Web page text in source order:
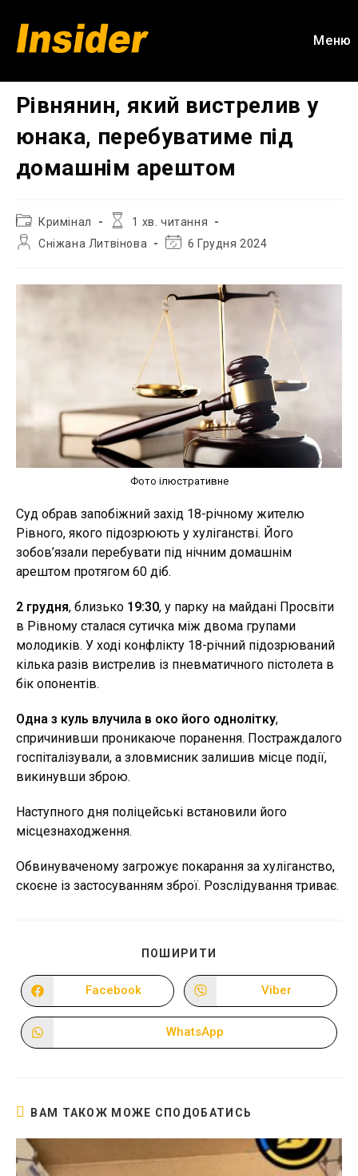
вмісту
Меню
Рівнянин, який вистрелив у
юнака, перебуватиме під
домашнім арештом
Категорія
запису:
Кримінал
Час
1 хв. читання
АвторСніжана Литвінова
Остання6 Грудня 2024
Фото ілюстративне
Суд обрав запобіжний захід 18-річному жителю
Рівного, якого підозрюють у хуліганстві. Його
зобов’язали перебувати під нічним домашнім
арештом протягом 60 діб.
2 грудня, близько 19:30, у парку на майдані Просвіти
в Рівному сталася сутичка між двома групами
молодиків. У ході конфлікту 18-річний підозрюваний
кілька разів вистрелив із пневматичного пістолета в
бік опонентів.
Одна з куль влучила в око його однолітку,
спричинивши проникаюче поранення. Постраждалого
госпіталізували, а зловмисник залишив місце події,
викинувши зброю.
Наступного дня поліцейські встановили його
місцезнаходження.
Обвинуваченому загрожує покарання за хуліганство,
скоєне із застосуванням зброї. Розслідування триває.
ПОШИРИТИ
ВМІСТОМ
Відкрити
в
новому
Facebook
Відкрити
в
новому
Viber
Відкрити
в
WhatsApp
ВАМ ТАКОЖ МОЖЕ СПОДОБАТИСЬ